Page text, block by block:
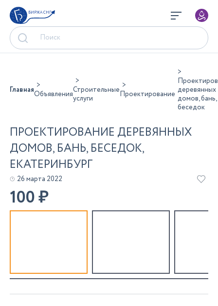
БИРЖА СНГ
ГлавнаяОбъявленияСтроительные
услуги
Проектирование деревянных
домов, бань,
беседок
ПРОЕКТИРОВАНИЕ ДЕРЕВЯННЫХ
ДОМОВ, БАНЬ, БЕСЕДОК,
ЕКАТЕРИНБУРГ
26 марта 2022
100₽